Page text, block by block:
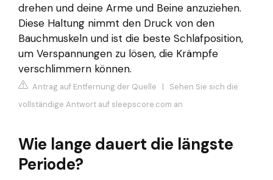
drehen und deine Arme und Beine anzuziehen.
Diese Haltung nimmt den Druck von den
Bauchmuskeln und ist die beste Schlafposition,
um Verspannungen zu lösen, die Krämpfe
verschlimmern können.
Antrag auf Entfernung der Quelle | Sehen Sie sich die
vollständige Antwort auf sleepscore.com an
Wie lange dauert die längste
Periode?